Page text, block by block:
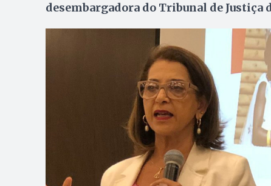
desembargadora do Tribunal de Justiça